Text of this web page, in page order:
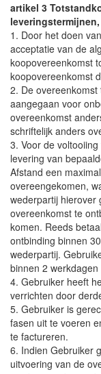
artikel 3
1. Door het doen
acceptatie van de
koopovereenkomst
koopovereenkomst
2. De
aangegaan voor
overeenkomst
schriftelijk anders
3. Voor de
levering van
Afstand een
overeengekomen,
wederpartij hierover
overeenkomst te
komen. Reeds
ontbinding binnen
wederpartij.
binnen 2
4. Gebruiker heeft
verrichten door
5. Gebruiker is
fasen uit te voeren
te factureren.
6. Indien Gebruiker
uitvoering van de